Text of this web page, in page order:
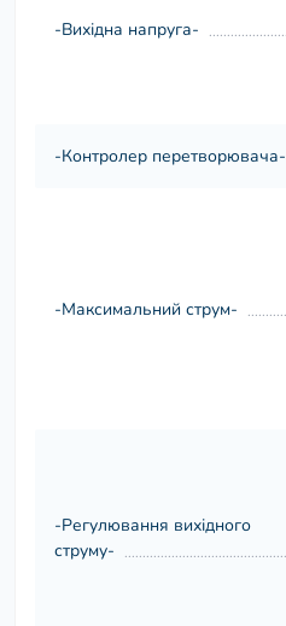
-Вихідна напруга-
-Контролер перетворювача-
-Максимальний струм-
-Регулювання вихідного
струму-